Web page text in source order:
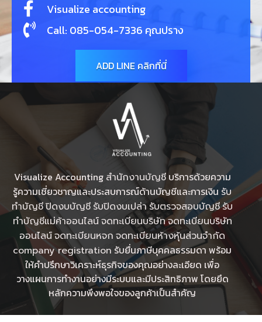
Visualize accounting
Call: 085-054-7336 คุณปราง
ADD LINE คลิกที่นี่
Visualize Accounting สำนักงานบัญชีบริการด้วยความ
รู้ความเชี่ยวชาญและประสบการณ์ด้านบัญชีและการเงิน รับ
ทำบัญชีปิดงบบัญชี รับปิดงบเปล่า รับตรวจสอบบัญชีรับ
ทําบัญชีแม่ค้าออนไลน์จดทะเบียนบริษัทจดทะเบียนบริษัท
ออนไลน์จดทะเบียนหจก จดทะเบียนห้างหุ้นส่วนจำกัด
company registration รับยื่นภาษีบุคคลธรรมดา พร้อม
ให้คำปรึกษาวิเคราะห์ธุรกิจของคุณอย่างละเอียด เพื่อ
วางแผนการทำงานอย่างมีระบบและมีประสิทธิภาพ โดยยึด
หลักความพึงพอใจของลูกค้าเป็นสำคัญ